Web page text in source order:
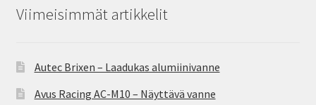
Viimeisimmät artikkelit
Autec Brixen – Laadukas alumiinivanne
Avus Racing AC-M10 – Näyttävä vanne